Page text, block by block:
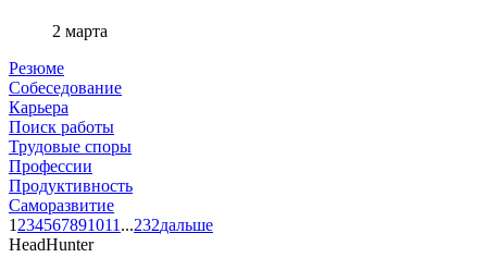
2 марта
Резюме
Собеседование
Карьера
Поиск работы
Трудовые споры
Профессии
Продуктивность
Саморазвитие
1 234567891011 ...232дальше
HeadHunter